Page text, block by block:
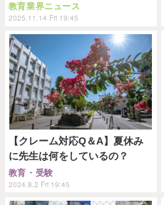
教育業界ニュース
2025.11.14 Fri 19:45
【クレーム対応Q＆A】夏休み
に先生は何をしているの？
教育・受験
2024.8.2 Fri 19:45